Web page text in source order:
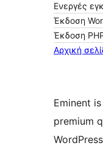
Ενεργές
Έκδοση
Έκδοση
Αρχική
Eminent
premium